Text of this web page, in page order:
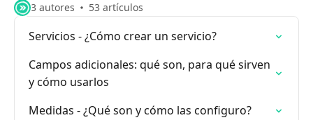
3 autores 53 artículos
Servicios - ¿Cómo crear un servicio?
Campos adicionales: qué son, para qué sirven
y cómo usarlos
Medidas - ¿Qué son y cómo las configuro?